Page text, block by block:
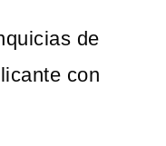
de
con